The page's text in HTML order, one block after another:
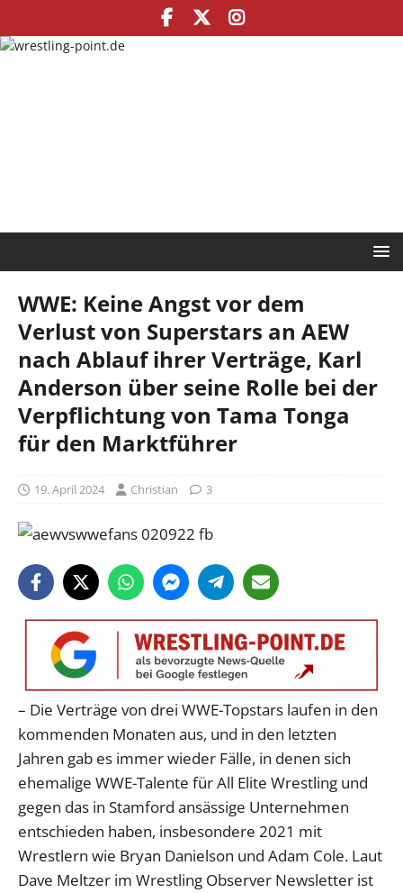
WWE: Keine Angst vor dem
Verlust von Superstars an AEW
nach Ablauf ihrer Verträge, Karl
Anderson über seine Rolle bei der
Verpflichtung von Tama Tonga
für den Marktführer
19. April 2024 Christian 3
– Die Verträge von drei WWE-Topstars laufen in den
kommenden Monaten aus, und in den letzten
Jahren gab es immer wieder Fälle, in denen sich
ehemalige WWE-Talente für All Elite Wrestling und
gegen das in Stamford ansässige Unternehmen
entschieden haben, insbesondere 2021 mit
Wrestlern wie Bryan Danielson und Adam Cole. Laut
Dave Meltzer im Wrestling Observer Newsletter ist